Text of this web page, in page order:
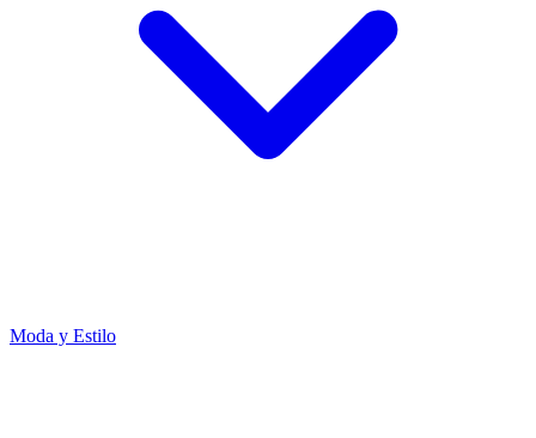
Moda y Estilo